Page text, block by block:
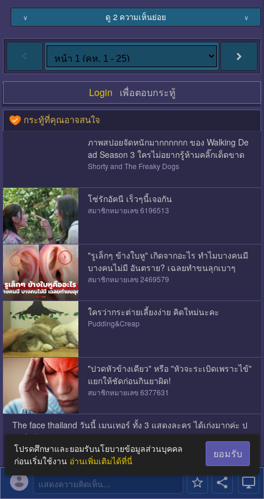
∨ ดู 2 ความเห็นย่อย ∨
Login เพื่อตอบกระทู้
แสดงความคิดเห็น...
กระทู้ที่คุณอาจสนใจ
ภาพสปอยจัดหนักมากกกกกก ของ Walking De
ad Season 3 ใครไม่อยากรู้ห้ามคลิ๊กเด็ดขาด
Shorty and The Freaky Dogs
โซ่รักอัคนี เร็วๆนี้เจอกัน
สมาชิกหมายเลข 6196513
"รูเล็กๆ ข้างใบหู" เกิดจากอะไร ทำไมบางคนมี
บางคนไม่มี อันตราย? เฉลยทำขนลุกเบาๆ
สมาชิกหมายเลข 2469579
ใครว่ากระต่ายเลี้ยงง่าย คิดใหม่นะคะ
Pudding&Creap
"ปวดหัวข้างเดียว" หรือ "หัวจะระเบิดเพราะไข้"
แยกให้ชัดก่อนกินยาผิด!
สมาชิกหมายเลข 6377631
The face thailand วันนี้ เมนเทอร์ ทั้ง 3 แสดงละคร ได้เก่งมากค่ะ ป
รบมือจ้าาาา
สมาชิกหมายเลข 2808718
สอบถามเรื่องเจาะหูหน่อยครับ
สมาชิกหมายเลข 3850382
โปรดศึกษาและยอมรับนโยบายข้อมูลส่วนบุคคล
ก่อนเริ่มใช้งาน อ่านเพิ่มเติมได้ที่นี่
ยอมรับ